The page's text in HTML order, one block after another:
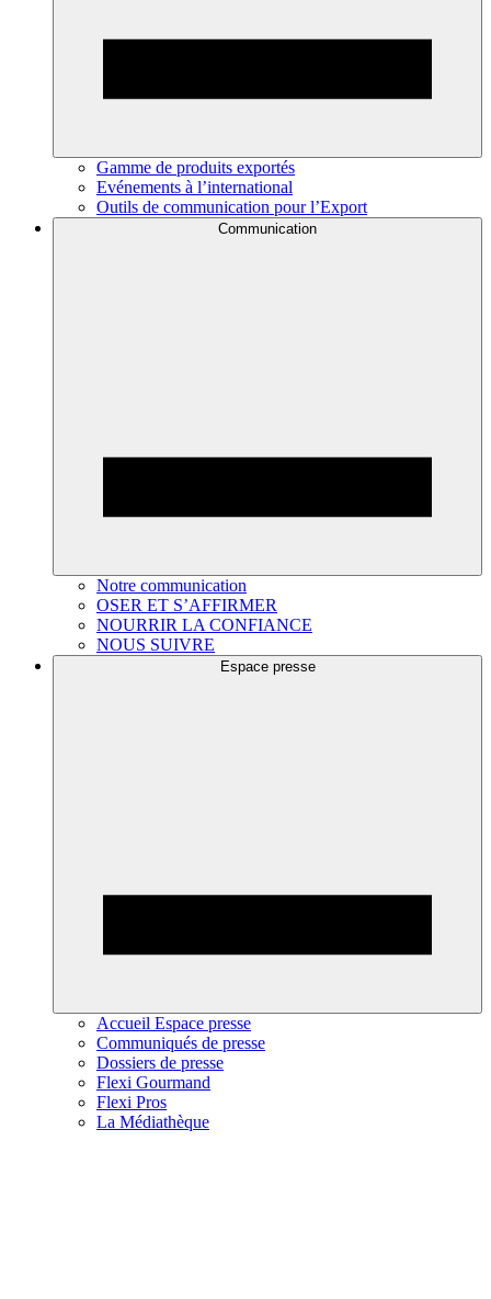
Gamme de produits exportés
Evénements à l’international
Outils de communication pour l’Export
Communication
Notre communication
OSER ET S’AFFIRMER
NOURRIR LA CONFIANCE
NOUS SUIVRE
Espace presse
Accueil Espace presse
Communiqués de presse
Dossiers de presse
Flexi Gourmand
Flexi Pros
La Médiathèque